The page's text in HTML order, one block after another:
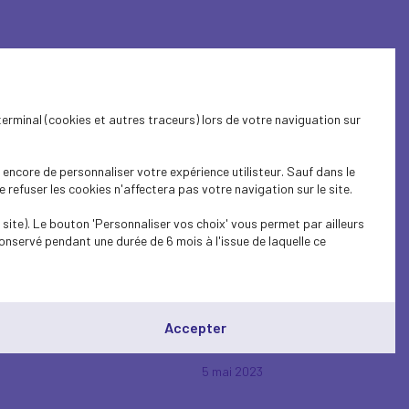
28 mars 2024
5 mai 2023
(cookies et autres traceurs) lors de votre naviguation sur
de personnaliser votre expérience utilisteur. Sauf dans le
les cookies n'affectera pas votre navigation sur le site.
Le bouton 'Personnaliser vos choix' vous permet par ailleurs
pendant une durée de 6 mois à l'issue de laquelle ce
Accepter